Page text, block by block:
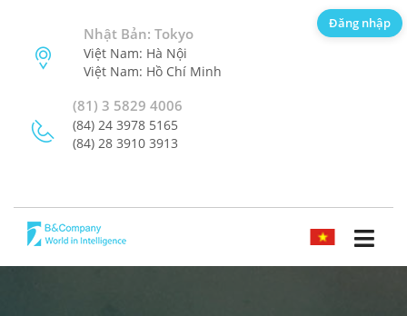
Nhật Bản: Tokyo
Việt Nam: Hà Nội
Việt Nam: Hồ Chí Minh
(81) 3 5829 4006
(84) 24 3978 5165
(84) 28 3910 3913
TIẾNG VIỆT
Đăng nhập